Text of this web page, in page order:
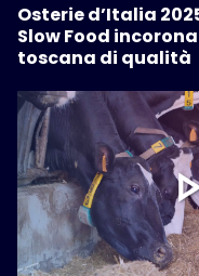
Osterie d’Italia
Slow Food
toscana di qualità